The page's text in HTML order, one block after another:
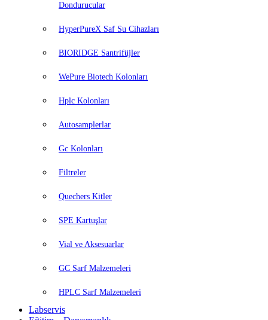
Dondurucular
HyperPureX Saf Su Cihazları
BIORIDGE Santrifüjler
WePure Biotech Kolonları
Hplc Kolonları
Autosamplerlar
Gc Kolonları
Filtreler
Quechers Kitler
SPE Kartuşlar
Vial ve Aksesuarlar
GC Sarf Malzemeleri
HPLC Sarf Malzemeleri
Labservis